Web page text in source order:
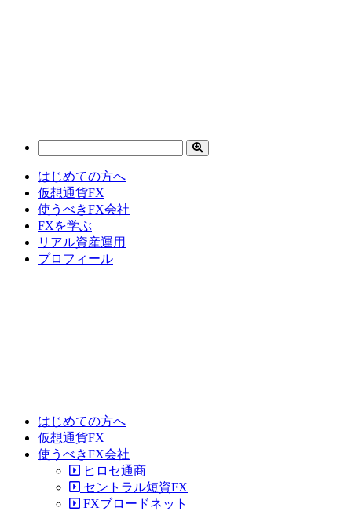
はじめての方へ
仮想通貨FX
使うべきFX会社
FXを学ぶ
リアル資産運用
プロフィール
はじめての方へ
仮想通貨FX
使うべきFX会社
ヒロセ通商
セントラル短資FX
FXブロードネット